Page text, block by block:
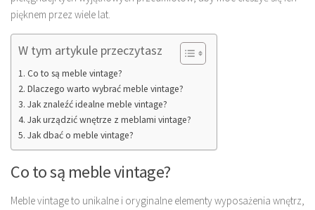
pięknem przez wiele lat.
W tym artykule przeczytasz
Co to są meble vintage?
Dlaczego warto wybrać meble vintage?
Jak znaleźć idealne meble vintage?
Jak urządzić wnętrze z meblami vintage?
Jak dbać o meble vintage?
Co to są meble vintage?
Meble vintage to unikalne i oryginalne elementy wyposażenia wnętrz,